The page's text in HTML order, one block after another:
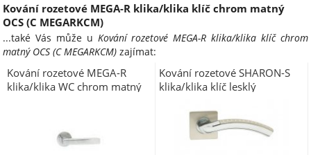
Kování rozetové MEGA-R klika/klika klíč chrom matný
OCS (C MEGARKCM)
...také Vás může u Kování rozetové MEGA-R klika/klika klíč chrom
matný OCS (C MEGARKCM) zajímat:
Kování rozetové MEGA-R
klika/klika WC chrom matný
Kování rozetové SHARON-S
klika/klika klíč lesklý